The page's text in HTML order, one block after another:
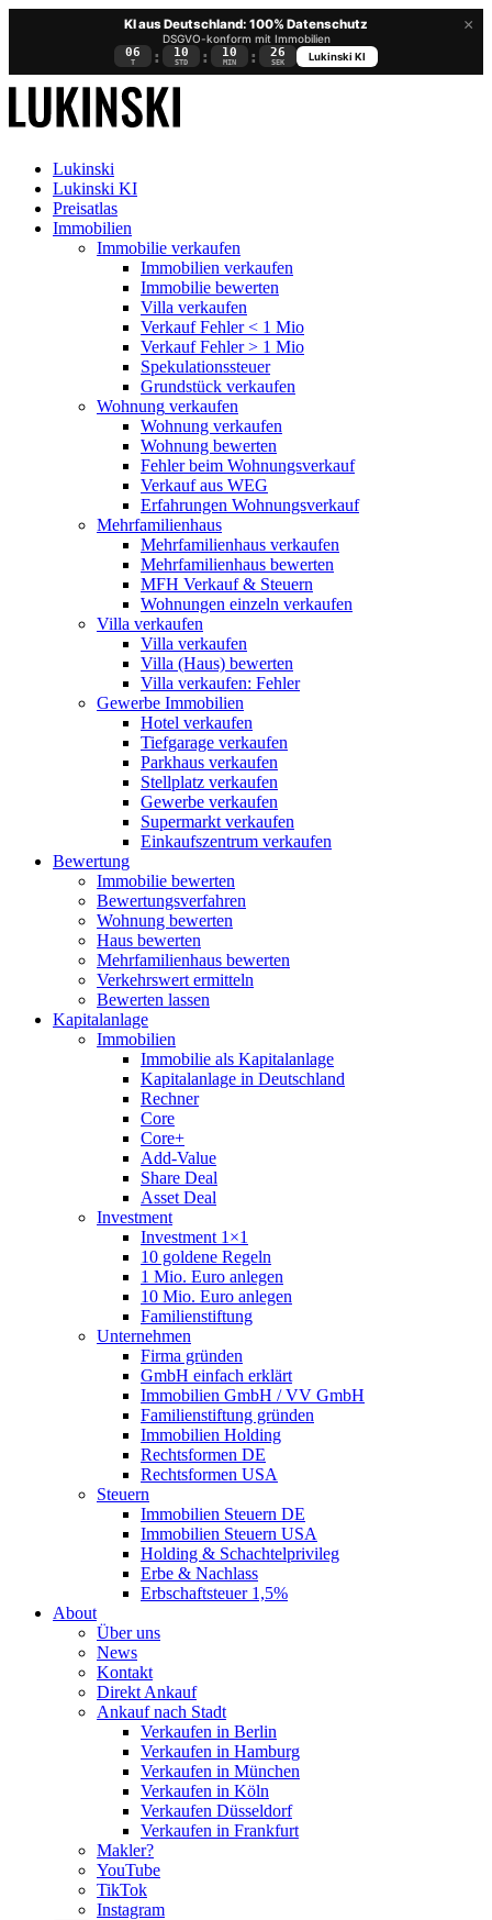
×
KI aus Deutschland: 100% Datenschutz
DSGVO-konform mit Immobilien
06
T : 10
STD : 10
MIN : 25
SEK
Lukinski KI
Lukinski
Lukinski KI
Preisatlas
Immobilien
Immobilie verkaufen
Immobilien verkaufen
Immobilie bewerten
Villa verkaufen
Verkauf Fehler < 1 Mio
Verkauf Fehler > 1 Mio
Spekulationssteuer
Grundstück verkaufen
Wohnung verkaufen
Wohnung verkaufen
Wohnung bewerten
Fehler beim Wohnungsverkauf
Verkauf aus WEG
Erfahrungen Wohnungsverkauf
Mehrfamilienhaus
Mehrfamilienhaus verkaufen
Mehrfamilienhaus bewerten
MFH Verkauf & Steuern
Wohnungen einzeln verkaufen
Villa verkaufen
Villa verkaufen
Villa (Haus) bewerten
Villa verkaufen: Fehler
Gewerbe Immobilien
Hotel verkaufen
Tiefgarage verkaufen
Parkhaus verkaufen
Stellplatz verkaufen
Gewerbe verkaufen
Supermarkt verkaufen
Einkaufszentrum verkaufen
Bewertung
Immobilie bewerten
Bewertungsverfahren
Wohnung bewerten
Haus bewerten
Mehrfamilienhaus bewerten
Verkehrswert ermitteln
Bewerten lassen
Kapitalanlage
Immobilien
Immobilie als Kapitalanlage
Kapitalanlage in Deutschland
Rechner
Core
Core+
Add-Value
Share Deal
Asset Deal
Investment
Investment 1×1
10 goldene Regeln
1 Mio. Euro anlegen
10 Mio. Euro anlegen
Familienstiftung
Unternehmen
Firma gründen
GmbH einfach erklärt
Immobilien GmbH / VV GmbH
Familienstiftung gründen
Immobilien Holding
Rechtsformen DE
Rechtsformen USA
Steuern
Immobilien Steuern DE
Immobilien Steuern USA
Holding & Schachtelprivileg
Erbe & Nachlass
Erbschaftsteuer 1,5%
About
Über uns
News
Kontakt
Direkt Ankauf
Ankauf nach Stadt
Verkaufen in Berlin
Verkaufen in Hamburg
Verkaufen in München
Verkaufen in Köln
Verkaufen Düsseldorf
Verkaufen in Frankfurt
Makler?
YouTube
TikTok
Instagram